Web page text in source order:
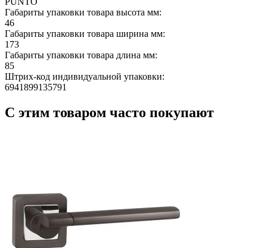
Габариты упаковки товара высота мм:
46
Габариты упаковки товара ширина мм:
173
Габариты упаковки товара длина мм:
85
Штрих-код индивидуальной упаковки:
6941899135791
С этим товаром часто покупают